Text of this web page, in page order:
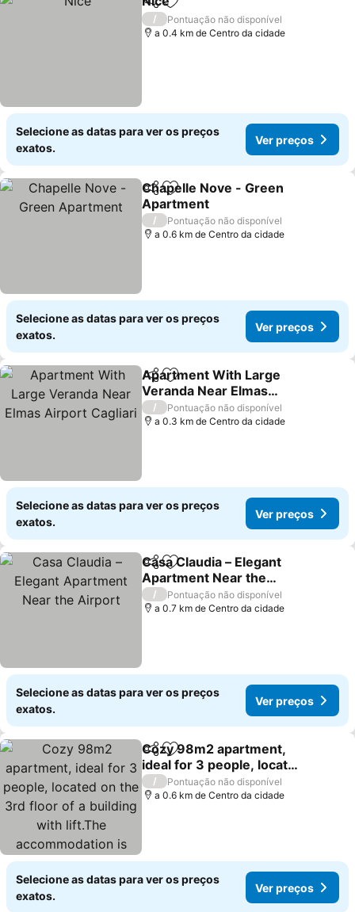
PartilharAdicionar aos favoritos
/
Pontuação não disponível
a 0.4 km de Centro da cidade
Selecione as datas para ver os preços
exatos.
Ver preços
PartilharAdicionar aos favoritos
Chapelle Nove - Green
Apartment
Ver preços
/
Pontuação não disponível
a 0.6 km de Centro da cidade
Selecione as datas para ver os preços
exatos.
Ver preços
PartilharAdicionar aos favoritos
Apartment With Large
Veranda Near Elmas
Airport Cagliari
Ver preços
/
Pontuação não disponível
a 0.3 km de Centro da cidade
Selecione as datas para ver os preços
exatos.
Ver preços
PartilharAdicionar aos favoritos
Casa Claudia – Elegant
Apartment Near the
Airport
Ver preços
/
Pontuação não disponível
a 0.7 km de Centro da cidade
Selecione as datas para ver os preços
exatos.
Ver preços
PartilharAdicionar aos favoritos
Cozy 98m2 apartment,
ideal for 3 people, located
on the 3rd floor of a
building with lift.The
Ver preços
/
Pontuação não disponível
a 0.6 km de Centro da cidade
Selecione as datas para ver os preços
exatos.
Ver preços